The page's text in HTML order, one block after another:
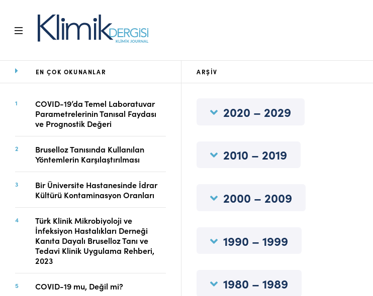
Ana Sayfa
Amaç ve Kapsam
Açık Erişim İlkesi
Yayın Kurulu
Editoryal Süreç
Danışmanlık Süreci
Yazarlara Bilgi
Online Makale
Gönderimi
Dizinler
Telif Hakları
İletişim
FACEBOOK TWITTER
EN ÇOK OKUNANLAR
COVID-19’da Temel Laboratuvar
Parametrelerinin Tanısal Faydası
ve Prognostik Değeri
Bruselloz Tanısında Kullanılan
Yöntemlerin Karşılaştırılması
Bir Üniversite Hastanesinde İdrar
Kültürü Kontaminasyon Oranları
Türk Klinik Mikrobiyoloji ve
İnfeksiyon Hastalıkları Derneği
Kanıta Dayalı Bruselloz Tanı ve
Tedavi Klinik Uygulama Rehberi,
2023
COVID-19 mu, Değil mi?
ARŞIV
2020 – 2029
2010 – 2019
2000 – 2009
1990 – 1999
1980 – 1989